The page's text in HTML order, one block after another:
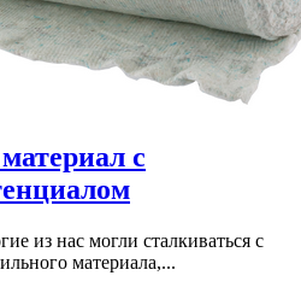
с
из нас могли сталкиваться с
материала,...